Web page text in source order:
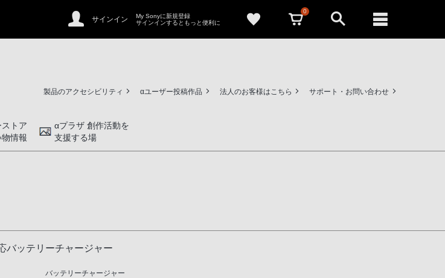
サインイン
My Sonyに新規登録
サインインするともっと便利に
0
製品のアクセシビリティ αユーザー投稿作品 法人のお客様はこちら サポート・お問い合わせ
ストア
情報
αプラザ 創作活動を
支援する場
バッテリーチャージャー
バッテリーチャージャー